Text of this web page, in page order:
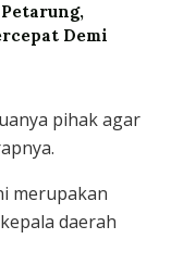
Demi
pihak agar
merupakan
daerah